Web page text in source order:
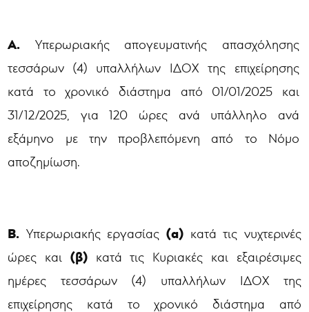
Α. Υπερωριακής απογευματινής απασχόλησης
τεσσάρων (4) υπαλλήλων ΙΔΟΧ της επιχείρησης
κατά το χρονικό διάστημα από 01/01/2025 και
31/12/2025, για 120 ώρες ανά υπάλληλο ανά
εξάμηνο με την προβλεπόμενη από το Νόμο
αποζημίωση.
Β. Υπερωριακής εργασίας (α) κατά τις νυχτερινές
ώρες και (β)κατά τις Κυριακές και εξαιρέσιμες
ημέρες τεσσάρων (4) υπαλλήλων ΙΔΟΧ της
επιχείρησης κατά το χρονικό διάστημα από